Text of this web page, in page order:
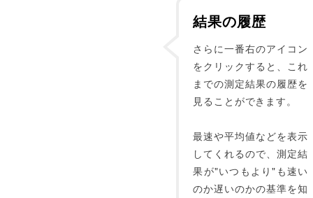
結果の履歴
さらに一番右のアイコン
をクリックすると、これ
までの測定結果の履歴を
見ることができます。
最速や平均値などを表示
してくれるので、測定結
果が"いつもより"も速い
のか遅いのかの基準を知